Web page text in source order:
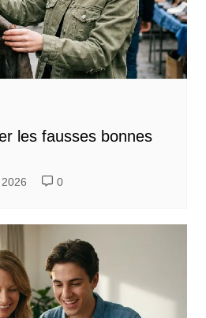
les fausses bonnes
0